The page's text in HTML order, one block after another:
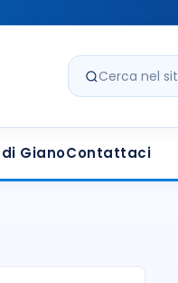
Cerca nel sito
GianoContattaci